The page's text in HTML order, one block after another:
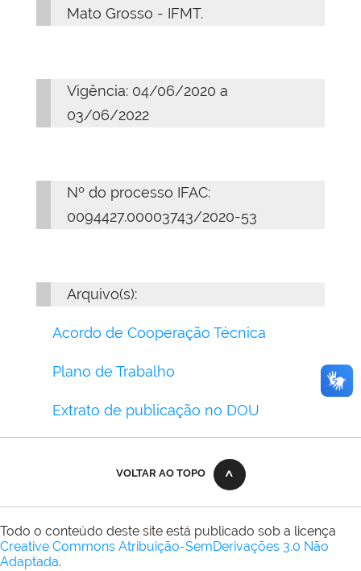
Mato Grosso - IFMT.
Vigência: 04/06/2020 a
03/06/2022
Nº do processo IFAC:
0094427.00003743/2020-53
Arquivo(s):
Acordo de Cooperação Técnica
Plano de Trabalho
Extrato de publicação no DOU
VOLTAR AO TOPO
Todo o conteúdo deste site está publicado sob a licença
Creative Commons Atribuição-SemDerivações 3.0 Não
Adaptada.